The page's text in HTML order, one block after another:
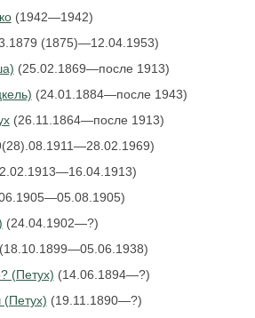
(1942—1942)
(1875)—12.04.1953)
(25.02.1869—после 1913)
(24.01.1884—после 1943)
(26.11.1864—после 1913)
(24.04.1902—?)
(Петух) (14.06.1894—?)
(Петух) (19.11.1890—?)